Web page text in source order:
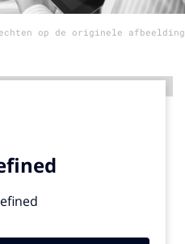
op de originele afbeelding